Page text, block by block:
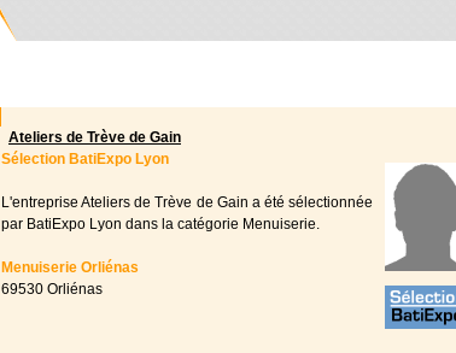
Ateliers de Trève de Gain
Sélection BatiExpo Lyon
L'entreprise Ateliers de Trève de Gain a été sélectionnée
par BatiExpo Lyon dans la catégorie Menuiserie.
Menuiserie Orliénas
69530 Orliénas